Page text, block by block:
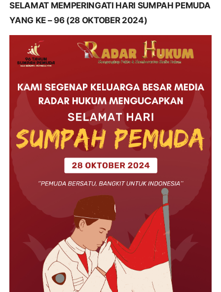
SELAMAT MEMPERINGATI HARI SUMPAH PEMUDA
YANG KE – 96 (28 OKTOBER 2024)